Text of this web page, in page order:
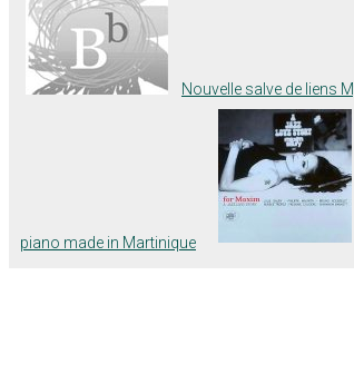
Nouvelle salve de liens
piano made in Martinique